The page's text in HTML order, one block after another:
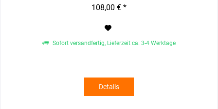
108,00 € *
Sofort versandfertig, Lieferzeit ca. 3-4 Werktage
Details